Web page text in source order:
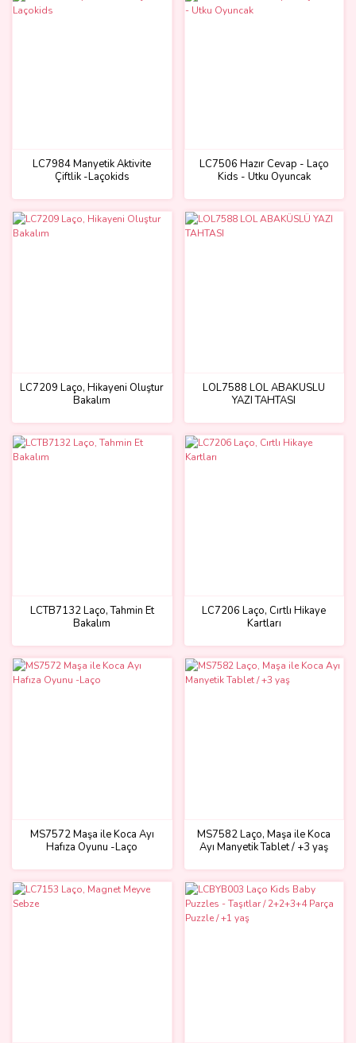
LC7984 Manyetik Aktivite
Çiftlik -Laçokids
LC7506 Hazır Cevap - Laço
Kids - Utku Oyuncak
LC7209 Laço, Hikayeni Oluştur
Bakalım
LOL7588 LOL ABAKÜSLÜ
YAZI TAHTASI
LCTB7132 Laço, Tahmin Et
Bakalım
LC7206 Laço, Cırtlı Hikaye
Kartları
MS7572 Maşa ile Koca Ayı
Hafıza Oyunu -Laço
MS7582 Laço, Maşa ile Koca
Ayı Manyetik Tablet / +3 yaş